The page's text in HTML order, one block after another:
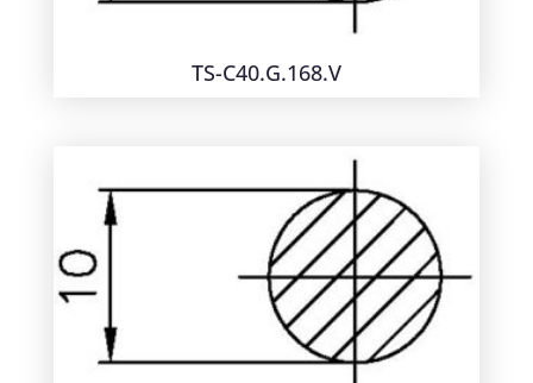
TS-C40.G.168.V